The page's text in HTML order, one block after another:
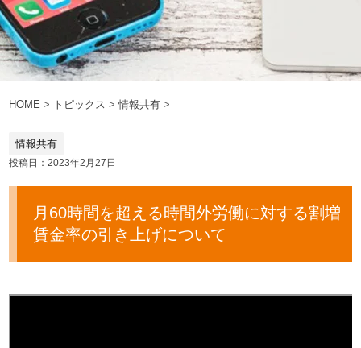
HOME > トピックス > 情報共有 >
情報共有
投稿日：2023年2月27日
月60時間を超える時間外労働に対する割増
賃金率の引き上げについて